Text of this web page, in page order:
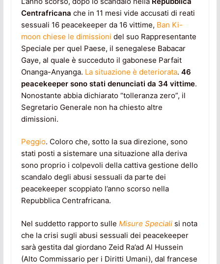
Centrafricana che in 11 mesi vide accusati di reati
sessuali 16 peacekeeper da 16 vittime, Ban Ki-
moon chiese le dimissioni del suo Rappresentante
Speciale per quel Paese, il senegalese Babacar
Gaye, al quale è succeduto il gabonese Parfait
Onanga-Anyanga. La situazione è deteriorata. 46
peacekeeper sono stati denunciati da 34 vittime.
Nonostante abbia dichiarato “tolleranza zero”, il
Segretario Generale non ha chiesto altre
dimissioni.
Peggio. Coloro che, sotto la sua direzione, sono
stati posti a sistemare una situazione alla deriva
sono proprio i colpevoli della cattiva gestione dello
scandalo degli abusi sessuali da parte dei
peacekeeper scoppiato l’anno scorso nella
Repubblica Centrafricana.
Nel suddetto rapporto sulle Misure Specialisi nota
che la crisi sugli abusi sessuali dei peacekeeper
sarà gestita dal giordano Zeid Ra’ad Al Hussein
(Alto Commissario per i Diritti Umani), dal francese